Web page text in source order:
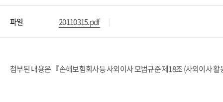
파일 20110315.pdf
첨부된 내용은 『손해보험회사등 사외이사 모범규준 제18조 (사외이사